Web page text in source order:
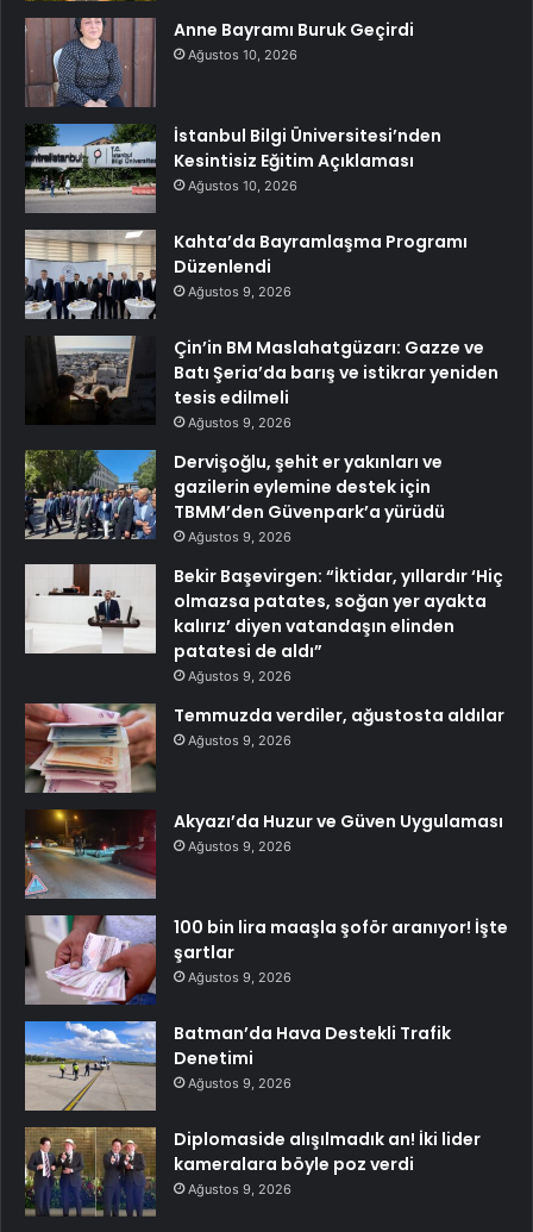
Anne Bayramı Buruk Geçirdi
Ağustos 10, 2026
İstanbul Bilgi Üniversitesi’nden
Kesintisiz Eğitim Açıklaması
Ağustos 10, 2026
Kahta’da Bayramlaşma Programı
Düzenlendi
Ağustos 9, 2026
Çin’in BM Maslahatgüzarı: Gazze ve
Batı Şeria’da barış ve istikrar yeniden
tesis edilmeli
Ağustos 9, 2026
Dervişoğlu, şehit er yakınları ve
gazilerin eylemine destek için
TBMM’den Güvenpark’a yürüdü
Ağustos 9, 2026
Bekir Başevirgen: “İktidar, yıllardır ‘Hiç
olmazsa patates, soğan yer ayakta
kalırız’ diyen vatandaşın elinden
patatesi de aldı”
Ağustos 9, 2026
Temmuzda verdiler, ağustosta aldılar
Ağustos 9, 2026
Akyazı’da Huzur ve Güven Uygulaması
Ağustos 9, 2026
100 bin lira maaşla şoför aranıyor! İşte
şartlar
Ağustos 9, 2026
Batman’da Hava Destekli Trafik
Denetimi
Ağustos 9, 2026
Diplomaside alışılmadık an! İki lider
kameralara böyle poz verdi
Ağustos 9, 2026